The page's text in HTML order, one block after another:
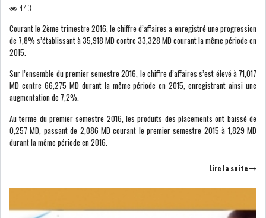
ECONOMIE
ACTUALITÉS
ÉCONOMIQUES
PRIVATISATION NOMINATION
SOCIÉTÉS
LOI DE FINANCE ENERGIE
443
Courant le 2ème trimestre 2016, le chiffre d’affaires a enregistré une progression
de 7,8% s’établissant à 35,918 MD contre 33,328 MD courant la même période en
2015.
Sur l’ensemble du premier semestre 2016, le chiffre d’affaires s’est élevé à 71,017
MD contre 66,275 MD durant la même période en 2015, enregistrant ainsi une
augmentation de 7,2%.
Au terme du premier semestre 2016, les produits des placements ont baissé de
0,257 MD, passant de 2,086 MD courant le premier semestre 2015 à 1,829 MD
durant la même période en 2016.
Lire la suite